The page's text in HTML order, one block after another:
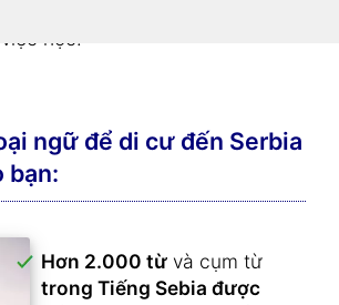
học.
ngữ để di cư đến Serbia
bạn:
Hơn 2.000 từ và cụm từ
trong Tiếng Sebia được